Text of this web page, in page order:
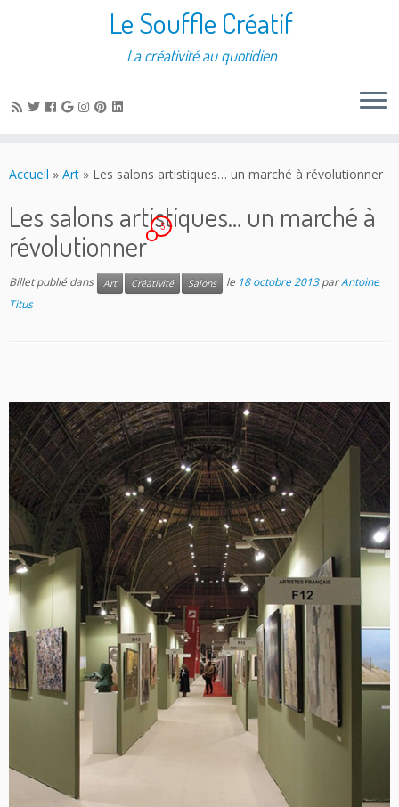
Le Souffle Créatif
La créativité au quotidien
Accueil » Art » Les salons artistiques… un marché à révolutionner
Les salons artistiques… un marché à
révolutionner
15
Billet publié dans Art Créativité Salons le 18 octobre 2013 parAntoine
Titus